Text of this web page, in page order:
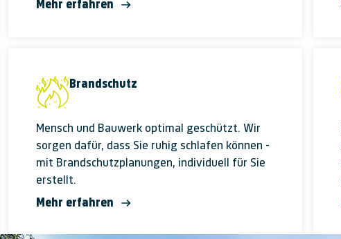
Mehr erfahren
Brandschutz
Mensch und Bauwerk optimal ge­schützt. Wir
sorgen dafür, dass Sie ruhig schlafen können -
mit Brand­schutz­pla­nungen, indi­vidu­ell für Sie
erstellt.
Mehr erfahren